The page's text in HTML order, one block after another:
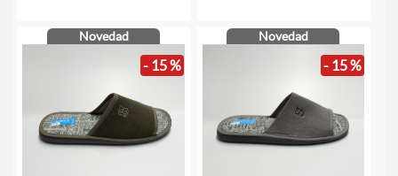
Novedad
- 15 %
Novedad
- 15 %